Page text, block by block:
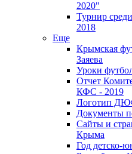
2020"
Турнир
2018
Еще
Крымская
Заяева
Уроки
Отчет
КФС - 2019
Логотип
Документы
Сайты и
Крыма
Год детско-